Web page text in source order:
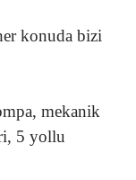
konuda bizi
mekanik
5 yollu